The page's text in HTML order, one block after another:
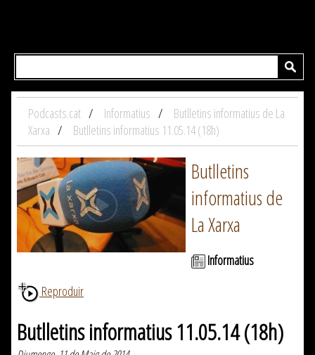
Podcasts.cat Informatius
Butlletins informatius de La
Xarxa
Butlletins informatius 11.05.14 (18h)
Butlletins
informatius de
La Xarxa
Informatius
Reproduir
Butlletins informatius 11.05.14 (18h)